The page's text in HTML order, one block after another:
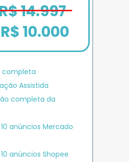
completa
Assistida
completa da
anúncios Mercado
anúncios Shopee
14.997
10.000